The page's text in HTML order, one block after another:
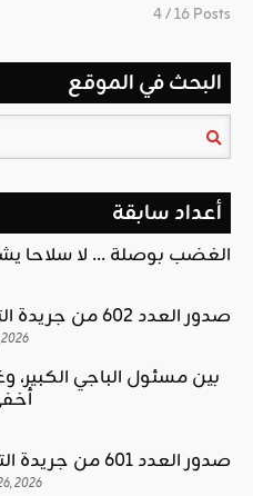
4 / 16 Posts
البحث في الموقع
أعداد سابقة
الغضب بوصلة … لا سلاحا
صدور العدد 602 من جريدة التحرير
بين مسئول الباجي الكبير،
صدور العدد 601 من جريدة التحرير
2026